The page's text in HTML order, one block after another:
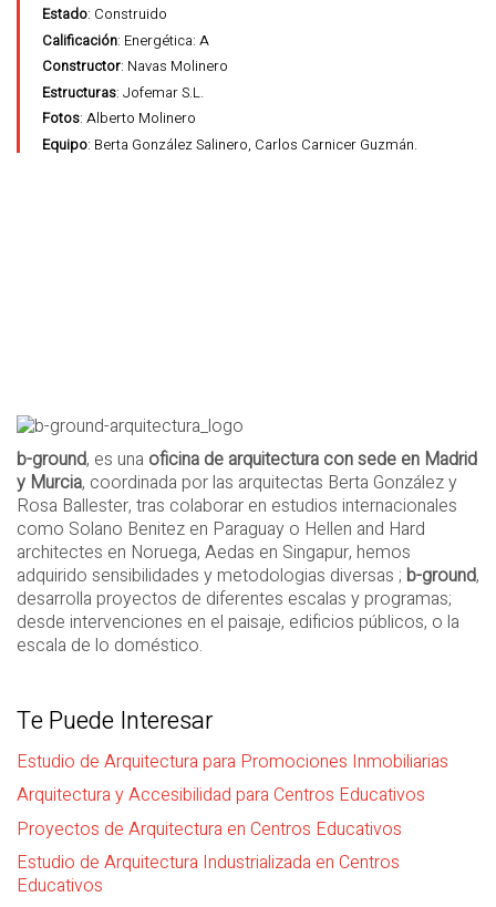
Estado: Construido
Calificación: Energética: A
Constructor: Navas Molinero
Estructuras: Jofemar S.L.
Fotos: Alberto Molinero
Equipo: Berta González Salinero, Carlos Carnicer Guzmán.
b-ground, es una oficina de arquitectura con sede en Madrid
y Murcia, coordinada por las arquitectas Berta González y
Rosa Ballester, tras colaborar en estudios internacionales
como Solano Benitez en Paraguay o Hellen and Hard
architectes en Noruega, Aedas en Singapur, hemos
adquirido sensibilidades y metodologias diversas ; b-ground,
desarrolla proyectos de diferentes escalas y programas;
desde intervenciones en el paisaje, edificios públicos, o la
escala de lo doméstico.
Te Puede Interesar
Estudio de Arquitectura para Promociones Inmobiliarias
Arquitectura y Accesibilidad para Centros Educativos
Proyectos de Arquitectura en Centros Educativos
Estudio de Arquitectura Industrializada en Centros
Educativos